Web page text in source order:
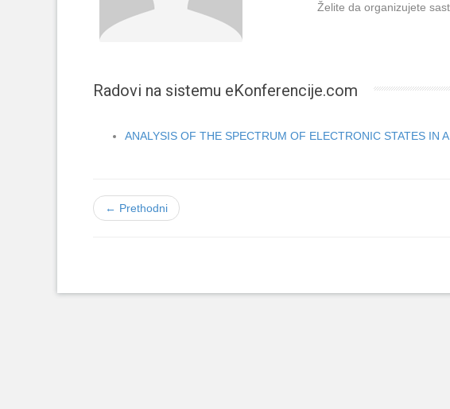
Želite da organizujete
Radovi na sistemu eKonferencije.com
ANALYSIS OF THE SPECTRUM OF ELECTRONIC STATES IN
← Prethodni